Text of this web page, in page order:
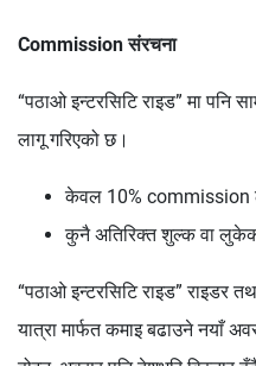
Commission संरचना
“पठाओ इन्टरसिटि राइड” मा पनि
लागू गरिएको छ।
केवल 10% commission
कुनै अतिरिक्त शुल्क वा
“पठाओ इन्टरसिटि राइड” राइडर
यात्रा मार्फत कमाइ बढाउने नयाँ